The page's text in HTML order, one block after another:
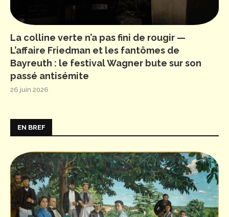
La colline verte n’a pas fini de rougir —
L’affaire Friedman et les fantômes de
Bayreuth : le festival Wagner bute sur son
passé antisémite
26 juin 2026
EN BREF